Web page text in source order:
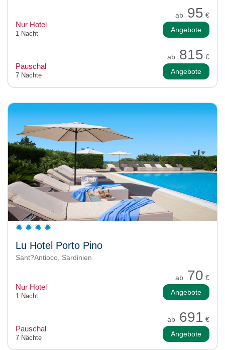
ab 95 €
Nur Hotel
1 Nacht Angebote
ab 815 €
Pauschal
7 Nächte Angebote
Lu Hotel Porto Pino
Sant?Antioco, Sardinien
ab 70 €
Nur Hotel
1 Nacht Angebote
ab 691 €
Pauschal
7 Nächte Angebote